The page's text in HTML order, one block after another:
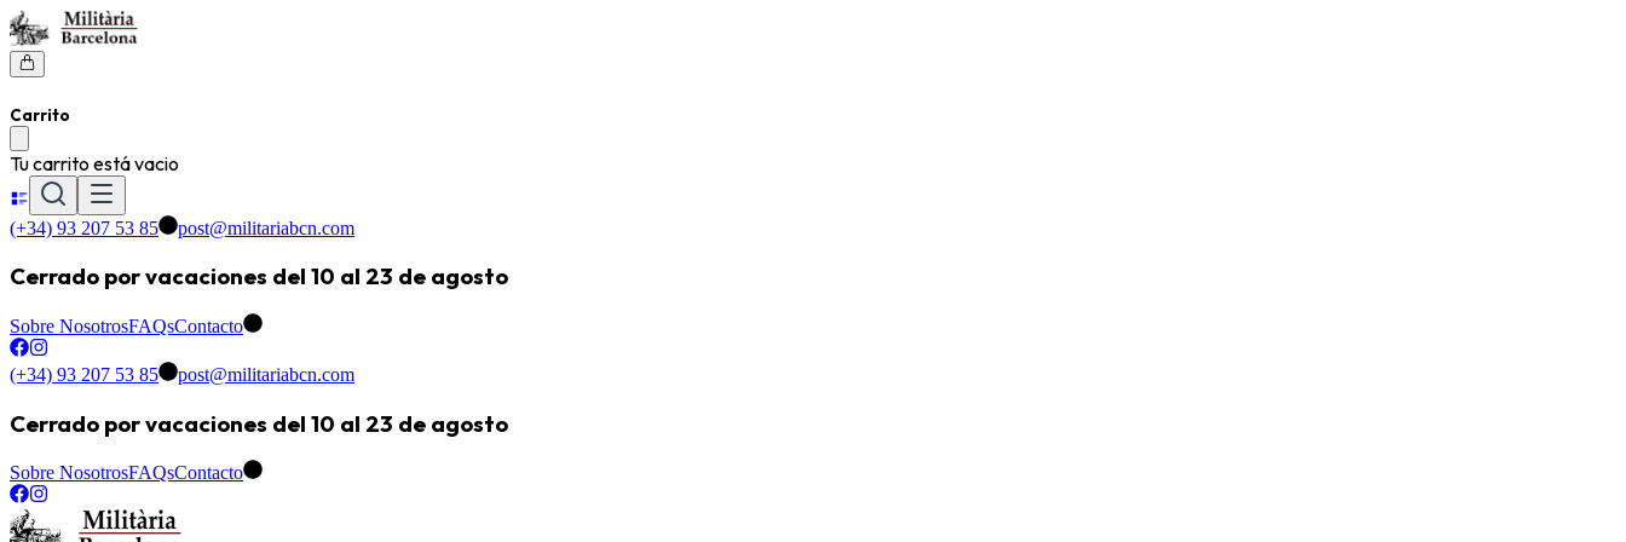
Carrito
Tu carrito está vacio
(+34) 93 207 53 85 post@militariabcn.com
Cerrado por vacaciones del 10 al 23 de agosto
Sobre NosotrosFAQsContacto
(+34) 93 207 53 85 post@militariabcn.com
Cerrado por vacaciones del 10 al 23 de agosto
Sobre NosotrosFAQsContacto